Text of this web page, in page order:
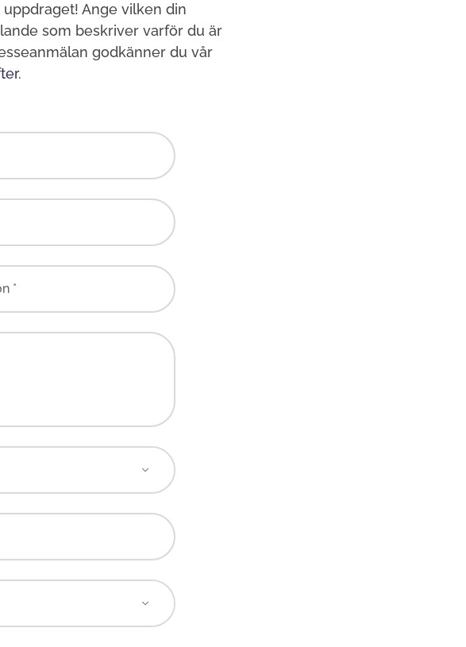
Ange vilken din
som beskriver varför du är
godkänner du vår
.
*